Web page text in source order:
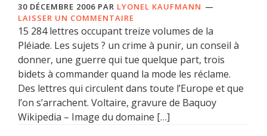
30 DÉCEMBRE 2006 PAR LYONEL KAUFMANN
LAISSER UN COMMENTAIRE
15 284 lettres occupant treize volumes de la
Pléiade. Les sujets ? un crime à punir, un conseil à
donner, une guerre qui tue quelque part, trois
bidets à commander quand la mode les réclame.
Des lettres qui circulent dans toute l’Europe et que
l’on s’arrachent. Voltaire, gravure de Baquoy
Wikipedia – Image du domaine […]